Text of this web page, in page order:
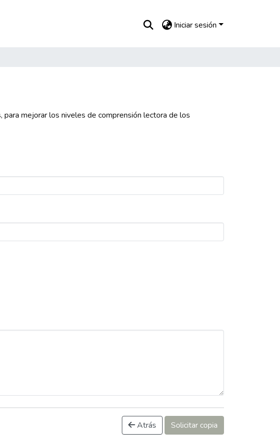
Iniciar sesión
para mejorar los niveles de comprensión lectora de los
Atrás Solicitar copia